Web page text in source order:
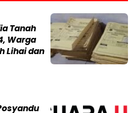
Tanah
Warga
Lihai dan